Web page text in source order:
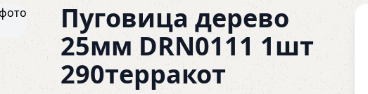
Пуговица дерево
25мм DRN0111 1шт
290терракот